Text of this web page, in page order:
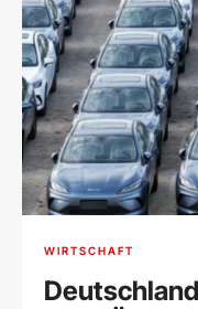
WIRTSCHAFT